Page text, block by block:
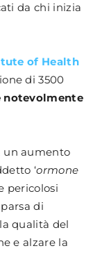
da chi inizia
of Health
di 3500
notevolmente
un aumento
‘ormone
pericolosi
di
qualità del
e alzare la